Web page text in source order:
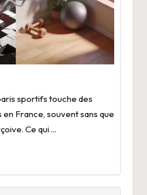
sportifs touche des
France, souvent sans que
Ce qui ...